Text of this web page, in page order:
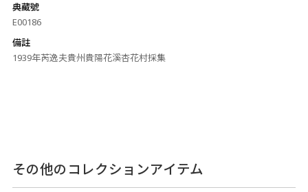
典藏號
E00186
備註
1939年芮逸夫貴州貴陽花溪杏花村採集
その他のコレクションアイテム